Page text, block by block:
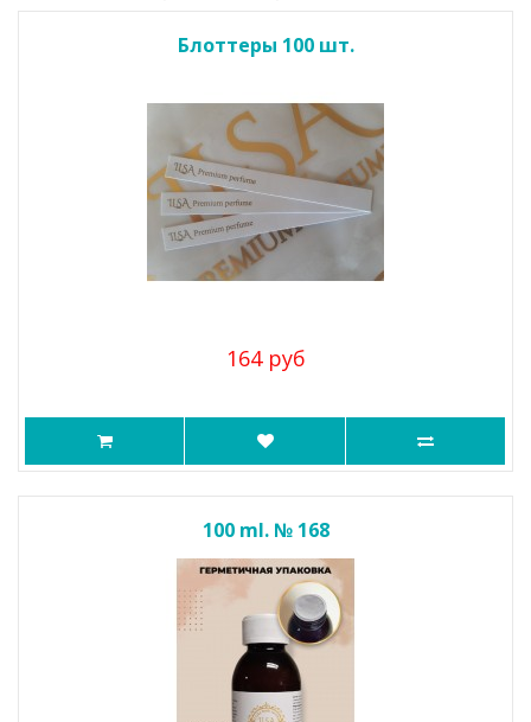
Блоттеры 100 шт.
164 руб
100 ml. № 168